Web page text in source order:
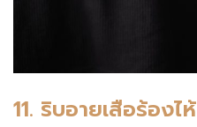
11. ริบอายเสือร้องไห้